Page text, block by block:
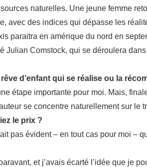
naturelles. Une jeune femme
avec des indices qui dépasse les
paraitra en amérique du nord en
Julian Comstock, qui se déroulera
d’enfant qui se réalise ou la
étape importante pour moi. Mais,
se concentre naturellement sur le
le prix ?
pas évident – en tout cas pour moi –
et j’avais écarté l’idée que je